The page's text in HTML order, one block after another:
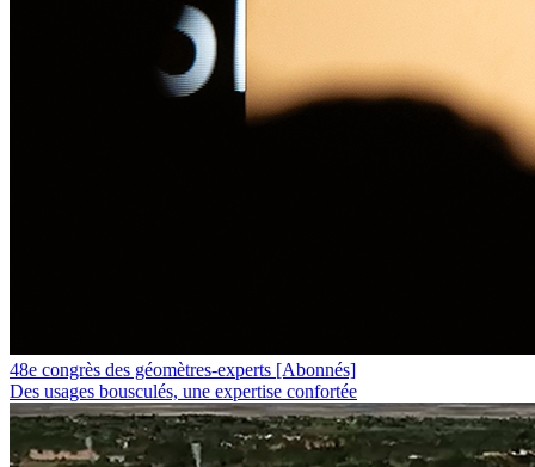
48e congrès des géomètres-experts [Abonnés]
Des usages bousculés, une expertise confortée